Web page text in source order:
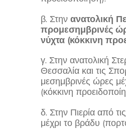
β. Στηνανατολική
προμεσημβρινές
νύχτα (κόκκινη
γ. Στην ανατολική
Θεσσαλία και τις
μεσημβρινές ώρες
(κόκκινη
δ. Στην Πιερία από
μέχρι το βράδυ